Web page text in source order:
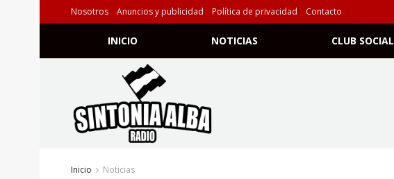
Nosotros Anuncios y publicidad Política de privacidad Contacto
INICIO NOTICIAS CLUB SOCIAL
Inicio Noticias